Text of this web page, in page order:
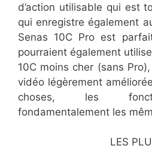
d’action utilisable qui est
qui enregistre également
Senas 10C Pro est
pourraient également
10C moins cher (sans
vidéo légèrement
choses, les
fondamentalement les
LES